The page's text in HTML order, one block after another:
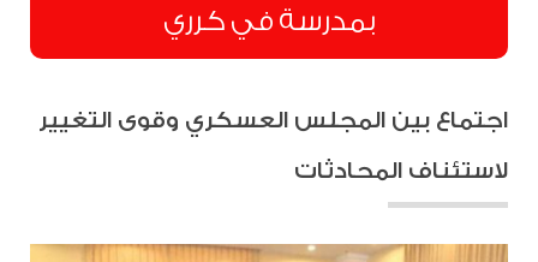
بمدرسة في كرري
اجتماع بين المجلس العسكري وقوى التغيير
لاستئناف المحادثات